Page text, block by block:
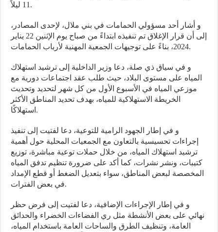
11 ليلاً.
و أشار أحد مسؤولي الحمامات في بني ملال، لإحدى المصادر،
إلى أن قرار الإغلاق تم تنفيذه ابتداءً من صباح يوم الإثنين 22 يناير
2024، بناءً على توجيهات الجمعية المهنية لأرباب الحمامات.
و في سياق ذي صلة، دعا وزير الداخلية إلى ترشيد استهلاك
المياه على مستوى البلاد، حيث طلب عقد اجتماعات دورية مع
موزعي المياه في الأسبوع الأول من كل شهر لتحديد وتحديث
الخريطة الاستهلاكية للمياه، بهدف تحديد المناطق الأكثر
استهلاكًا.
و في إطار الجهود الرامية للتوعية، دعا لفتيت إلى تنفيذ
إجراءات تحسيسية بالتعاون مع الجمعيات المحلية حول أهمية
ترشيد استهلاك المياه، من خلال حملات توعية مباشرة، توزيع
كتيبات، ونشر نشرات، كما أكد على ضرورة تنظيم تدفق المياه
المخصصة لبعض المناطق، سواء بتعديل الضغط أو قطع الإمداد
في بعض الفترات.
و في إطار الإجراءات الإضافية، دعا لفتيت إلى فرض حظر
نهائي على بعض الأنشطة مثل ري الفضاءات الخضراء والحدائق
العامة، وتنظيف الطرق والساحات العامة باستخدام المياه،